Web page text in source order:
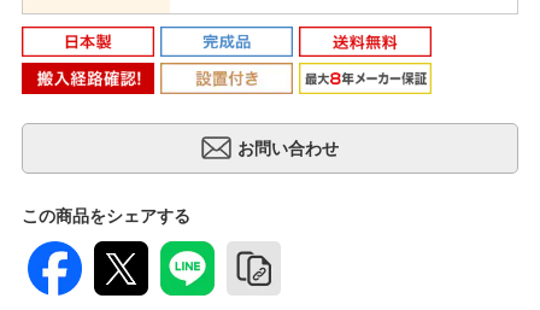
この商品をシェアする